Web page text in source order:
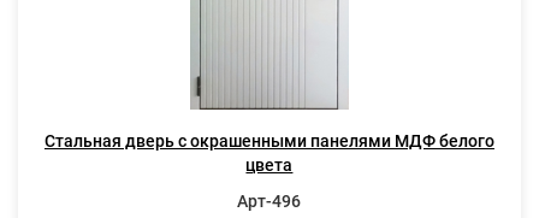
Стальная дверь с окрашенными панелями МДФ белого
цвета
Арт-496